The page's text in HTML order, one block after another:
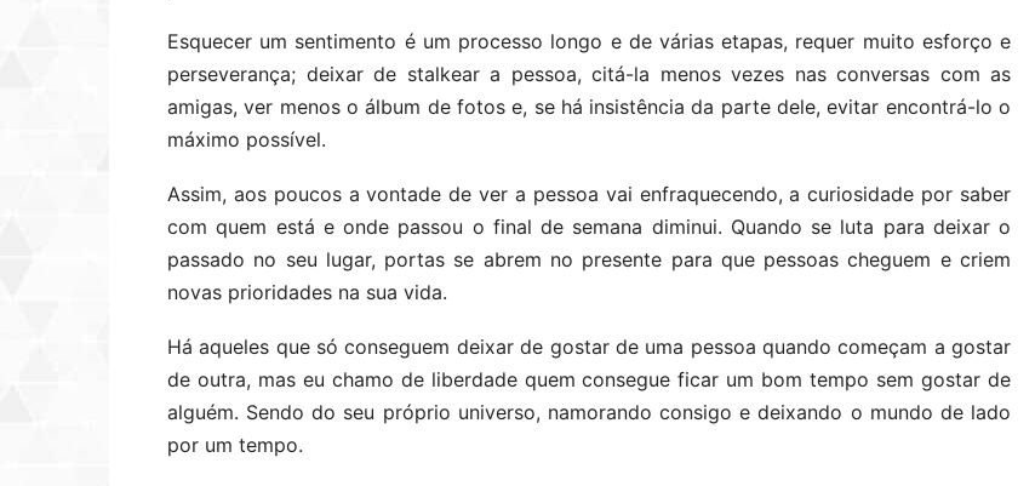
Esquecer um sentimento é um processo longo e de várias etapas, requer muito esforço e
perseverança; deixar de stalkear a pessoa, citá-la menos vezes nas conversas com as
amigas, ver menos o álbum de fotos e, se há insistência da parte dele, evitar encontrá-lo o
máximo possível.
Assim, aos poucos a vontade de ver a pessoa vai enfraquecendo, a curiosidade por saber
com quem está e onde passou o final de semana diminui. Quando se luta para deixar o
passado no seu lugar, portas se abrem no presente para que pessoas cheguem e criem
novas prioridades na sua vida.
Há aqueles que só conseguem deixar de gostar de uma pessoa quando começam a gostar
de outra, mas eu chamo de liberdade quem consegue ficar um bom tempo sem gostar de
alguém. Sendo do seu próprio universo, namorando consigo e deixando o mundo de lado
por um tempo.